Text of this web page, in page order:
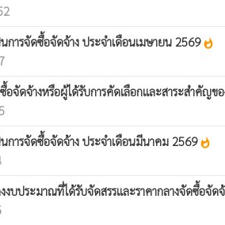
การจัดซื้อจัดจ้าง ประจำเดือนเมษายน 2569whatshot
จัดจ้างหรือผู้ได้รับการคัดเลือกและสาระสำคัญ
การจัดซื้อจัดจ้าง ประจำเดือนมีนาคม 2569whatshot
งงบประมาณที่ได้รับจัดสรรและราคากลางจัดซื้อ